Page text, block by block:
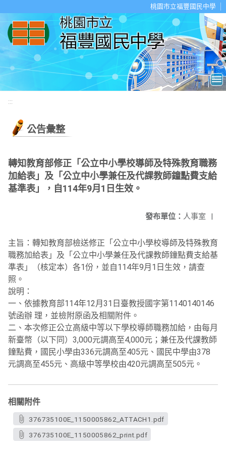
桃園市立福豐國民中學
:::
公告彙整
轉知教育部修正「公立中小學校導師及特殊教育職務
加給表」及「公立中小學兼任及代課教師鐘點費支給
基準表」，自114年9月1日生效。
發布單位： 人事室 |
主旨：轉知教育部檢送修正「公立中小學校導師及特殊教育
職務加給表」及「公立中小學兼任及代課教師鐘點費支給基
準表」（核定本）各1份，並自114年9月1日生效，請查
照。
說明：
一、依據教育部114年12月31日臺教授國字第1140140146
號函辦 理，並檢附原函及相關附件。
二、本次修正公立高級中等以下學校導師職務加給，由每月
新臺幣（以下同）3,000元調高至4,000元；兼任及代課教師
鐘點費，國民小學由336元調高至405元、國民中學由378
元調高至455元、高級中等學校由420元調高至505元。
相關附件
376735100E_1150005862_ATTACH1.pdf
376735100E_1150005862_print.pdf